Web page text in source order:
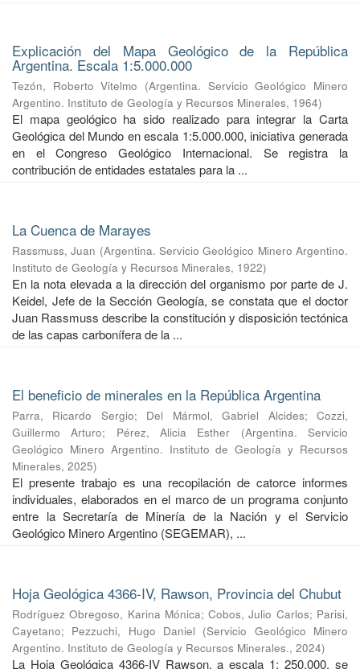
Explicación del Mapa Geológico de la República
Argentina. Escala 1:5.000.000
Tezón, Roberto Vitelmo (Argentina. Servicio Geológico Minero
Argentino. Instituto de Geología y Recursos Minerales, 1964)
El mapa geológico ha sido realizado para integrar la Carta
Geológica del Mundo en escala 1:5.000.000, iniciativa generada
en el Congreso Geológico Internacional. Se registra la
contribución de entidades estatales para la ...
La Cuenca de Marayes
Rassmuss, Juan (Argentina. Servicio Geológico Minero Argentino.
Instituto de Geología y Recursos Minerales, 1922)
En la nota elevada a la dirección del organismo por parte de J.
Keidel, Jefe de la Sección Geología, se constata que el doctor
Juan Rassmuss describe la constitución y disposición tectónica
de las capas carbonífera de la ...
El beneficio de minerales en la República Argentina
Parra, Ricardo Sergio; Del Mármol, Gabriel Alcides;Cozzi,
Guillermo Arturo; Pérez, Alicia Esther (Argentina. Servicio
Geológico Minero Argentino. Instituto de Geología y Recursos
Minerales, 2025)
El presente trabajo es una recopilación de catorce informes
individuales, elaborados en el marco de un programa conjunto
entre la Secretaría de Minería de la Nación y el Servicio
Geológico Minero Argentino (SEGEMAR), ...
Hoja Geológica 4366-IV, Rawson, Provincia del Chubut
Rodríguez Obregoso, Karina Mónica;Cobos, Julio Carlos; Parisi,
Cayetano; Pezzuchi, Hugo Daniel (Servicio Geológico Minero
Argentino. Instituto de Geología y Recursos Minerales., 2024)
La Hoja Geológica 4366-IV Rawson, a escala 1: 250.000, se